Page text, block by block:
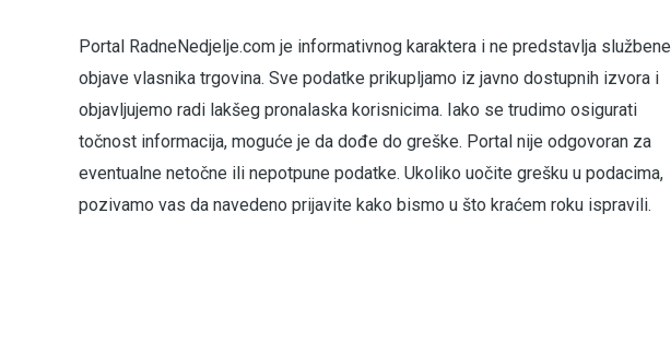
Portal RadneNedjelje.com je informativnog karaktera i ne predstavlja službene
objave vlasnika trgovina. Sve podatke prikupljamo iz javno dostupnih izvora i
objavljujemo radi lakšeg pronalaska korisnicima. Iako se trudimo osigurati
točnost informacija, moguće je da dođe do greške. Portal nije odgovoran za
eventualne netočne ili nepotpune podatke. Ukoliko uočite grešku u podacima,
pozivamo vas da navedeno prijavite kako bismo u što kraćem roku ispravili.